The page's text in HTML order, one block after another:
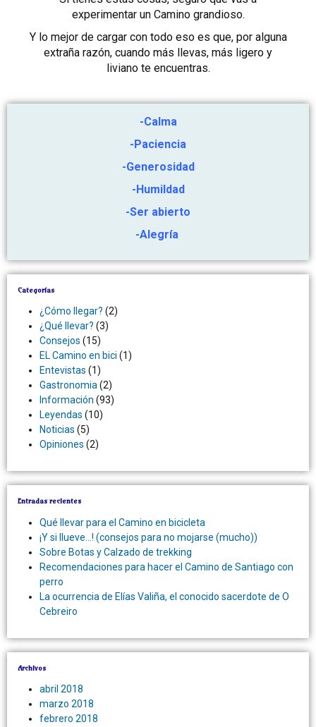
experimentar un Camino grandioso.
Y lo mejor de cargar con todo eso es que, por alguna
extraña razón, cuando más llevas, más ligero y
liviano te encuentras.
-Calma
-Paciencia
-Generosidad
-Humildad
-Ser abierto
-Alegría
Categorías
¿Cómo llegar? (2)
¿Qué llevar? (3)
Consejos (15)
EL Camino en bici (1)
Entevistas (1)
Gastronomia (2)
Información (93)
Leyendas (10)
Noticias (5)
Opiniones (2)
Entradas recientes
Qué llevar para el Camino en bicicleta
¡Y si llueve…! (consejos para no mojarse (mucho))
Sobre Botas y Calzado de trekking
Recomendaciones para hacer el Camino de Santiago con
perro
La ocurrencia de Elías Valiña, el conocido sacerdote de O
Cebreiro
Archivos
abril 2018
marzo 2018
febrero 2018